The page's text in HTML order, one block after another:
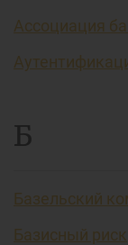
Ассоциация
Б
Базельский
Базисный риск